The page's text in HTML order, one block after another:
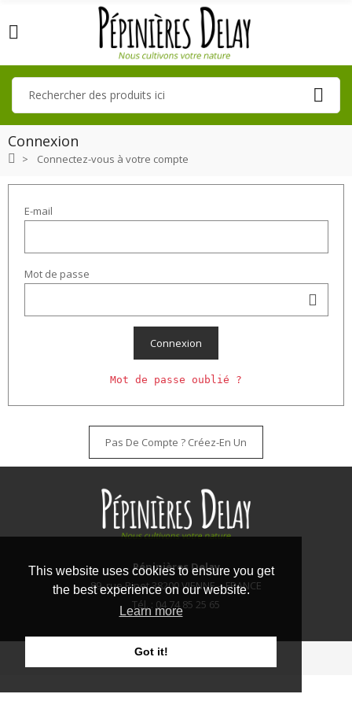
This website uses cookies to ensure you get
the best experience on our website.
Learn more
Got it!
Connexion
Connectez-vous à votre compte
E-mail
Mot de passe
Connexion
Mot de passe oublié ?
Pas De Compte ? Créez-En Un
Pépinières Delay
89, rue Pipet 38200 VIENNE – FRANCE
Tél. : 04 74 85 25 65
2025 © Pépinières Delay